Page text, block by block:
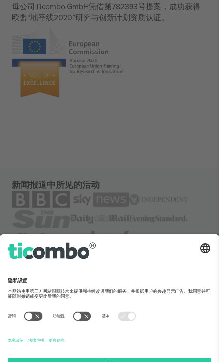
母公司Ticombo GmbH凭借第782393号提案，成功获得
欧盟“地平线2020”研究与创新计划资质认证。
新闻报道中所见的活动
关于Ticombo
团队介绍
TixProtect保障计划
服务条款
常见问题
运作方式